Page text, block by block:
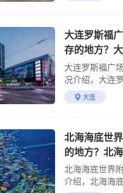
大连罗斯福
存的地方？
李寄存怎么
大连罗斯福广
况介绍，大连
点收费标准介绍
大连
北海海底世
的地方？北
存怎么收费？
北海海底世界
介绍，北海海